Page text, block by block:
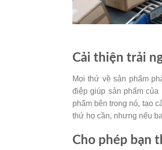
Cải thiện trải
Mọi thứ về sản phẩm
điệp giúp sản phẩm
phẩm bên trong nó, tạo
thứ họ cần, nhưng nếu
Cho phép bạn